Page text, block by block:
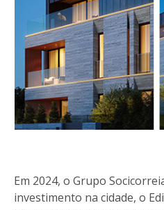
Em 2024, o Grupo
investimento na cidade, o